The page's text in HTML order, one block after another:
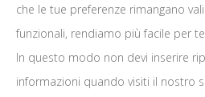
che le tue preferenze rimangano
funzionali, rendiamo più facile per
In questo modo non devi inserire
informazioni quando visiti il nostro